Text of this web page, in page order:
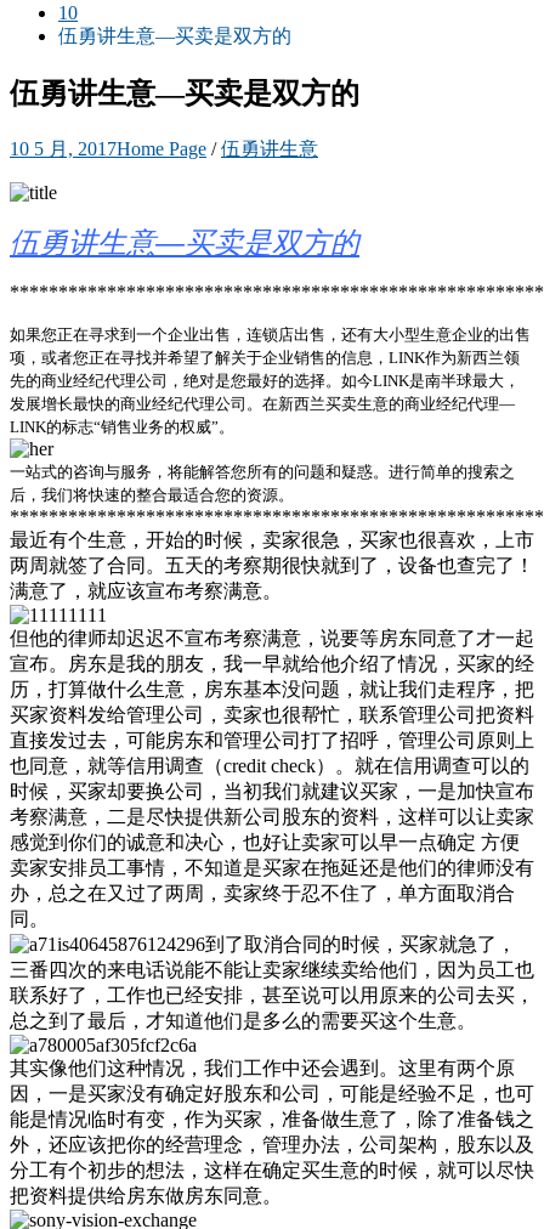
10
伍勇讲生意—买卖是双方的
伍勇讲生意—买卖是双方的
10 5 月, 2017Home Page /伍勇讲生意
伍勇讲生意—买卖是双方的
如果您正在寻求到一个企业出售，连锁店出售，还有大小型生意企业的出售
项，或者您正在寻找并希望了解关于企业销售的信息，LINK作为新西兰领
先的商业经纪代理公司，绝对是您最好的选择。如今LINK是南半球最大，
发展增长最快的商业经纪代理公司。在新西兰买卖生意的商业经纪代理—
LINK的标志“销售业务的权威”。
一站式的咨询与服务，将能解答您所有的问题和疑惑。进行简单的搜索之
后，我们将快速的整合最适合您的资源。
最近有个生意，开始的时候，卖家很急，买家也很喜欢，上市
两周就签了合同。五天的考察期很快就到了，设备也查完了！
满意了，就应该宣布考察满意。
但他的律师却迟迟不宣布考察满意，说要等房东同意了才一起
宣布。房东是我的朋友，我一早就给他介绍了情况，买家的经
历，打算做什么生意，房东基本没问题，就让我们走程序，把
买家资料发给管理公司，卖家也很帮忙，联系管理公司把资料
直接发过去，可能房东和管理公司打了招呼，管理公司原则上
也同意，就等信用调查（credit check）。就在信用调查可以的
时候，买家却要换公司，当初我们就建议买家，一是加快宣布
考察满意，二是尽快提供新公司股东的资料，这样可以让卖家
感觉到你们的诚意和决心，也好让卖家可以早一点确定 方便
卖家安排员工事情，不知道是买家在拖延还是他们的律师没有
办，总之在又过了两周，卖家终于忍不住了，单方面取消合
同。
到了取消合同的时候，买家就急了，
三番四次的来电话说能不能让卖家继续卖给他们，因为员工也
联系好了，工作也已经安排，甚至说可以用原来的公司去买，
总之到了最后，才知道他们是多么的需要买这个生意。
其实像他们这种情况，我们工作中还会遇到。这里有两个原
因，一是买家没有确定好股东和公司，可能是经验不足，也可
能是情况临时有变，作为买家，准备做生意了，除了准备钱之
外，还应该把你的经营理念，管理办法，公司架构，股东以及
分工有个初步的想法，这样在确定买生意的时候，就可以尽快
把资料提供给房东做房东同意。